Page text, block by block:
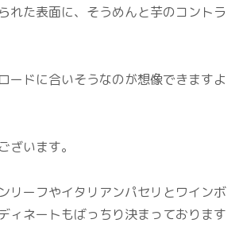
れた表面に、そうめんと芋のコントラ
ードに合いそうなのが想像できますよ
ざいます。
リーフやイタリアンパセリとワインボ
ィネートもばっちり決まっております